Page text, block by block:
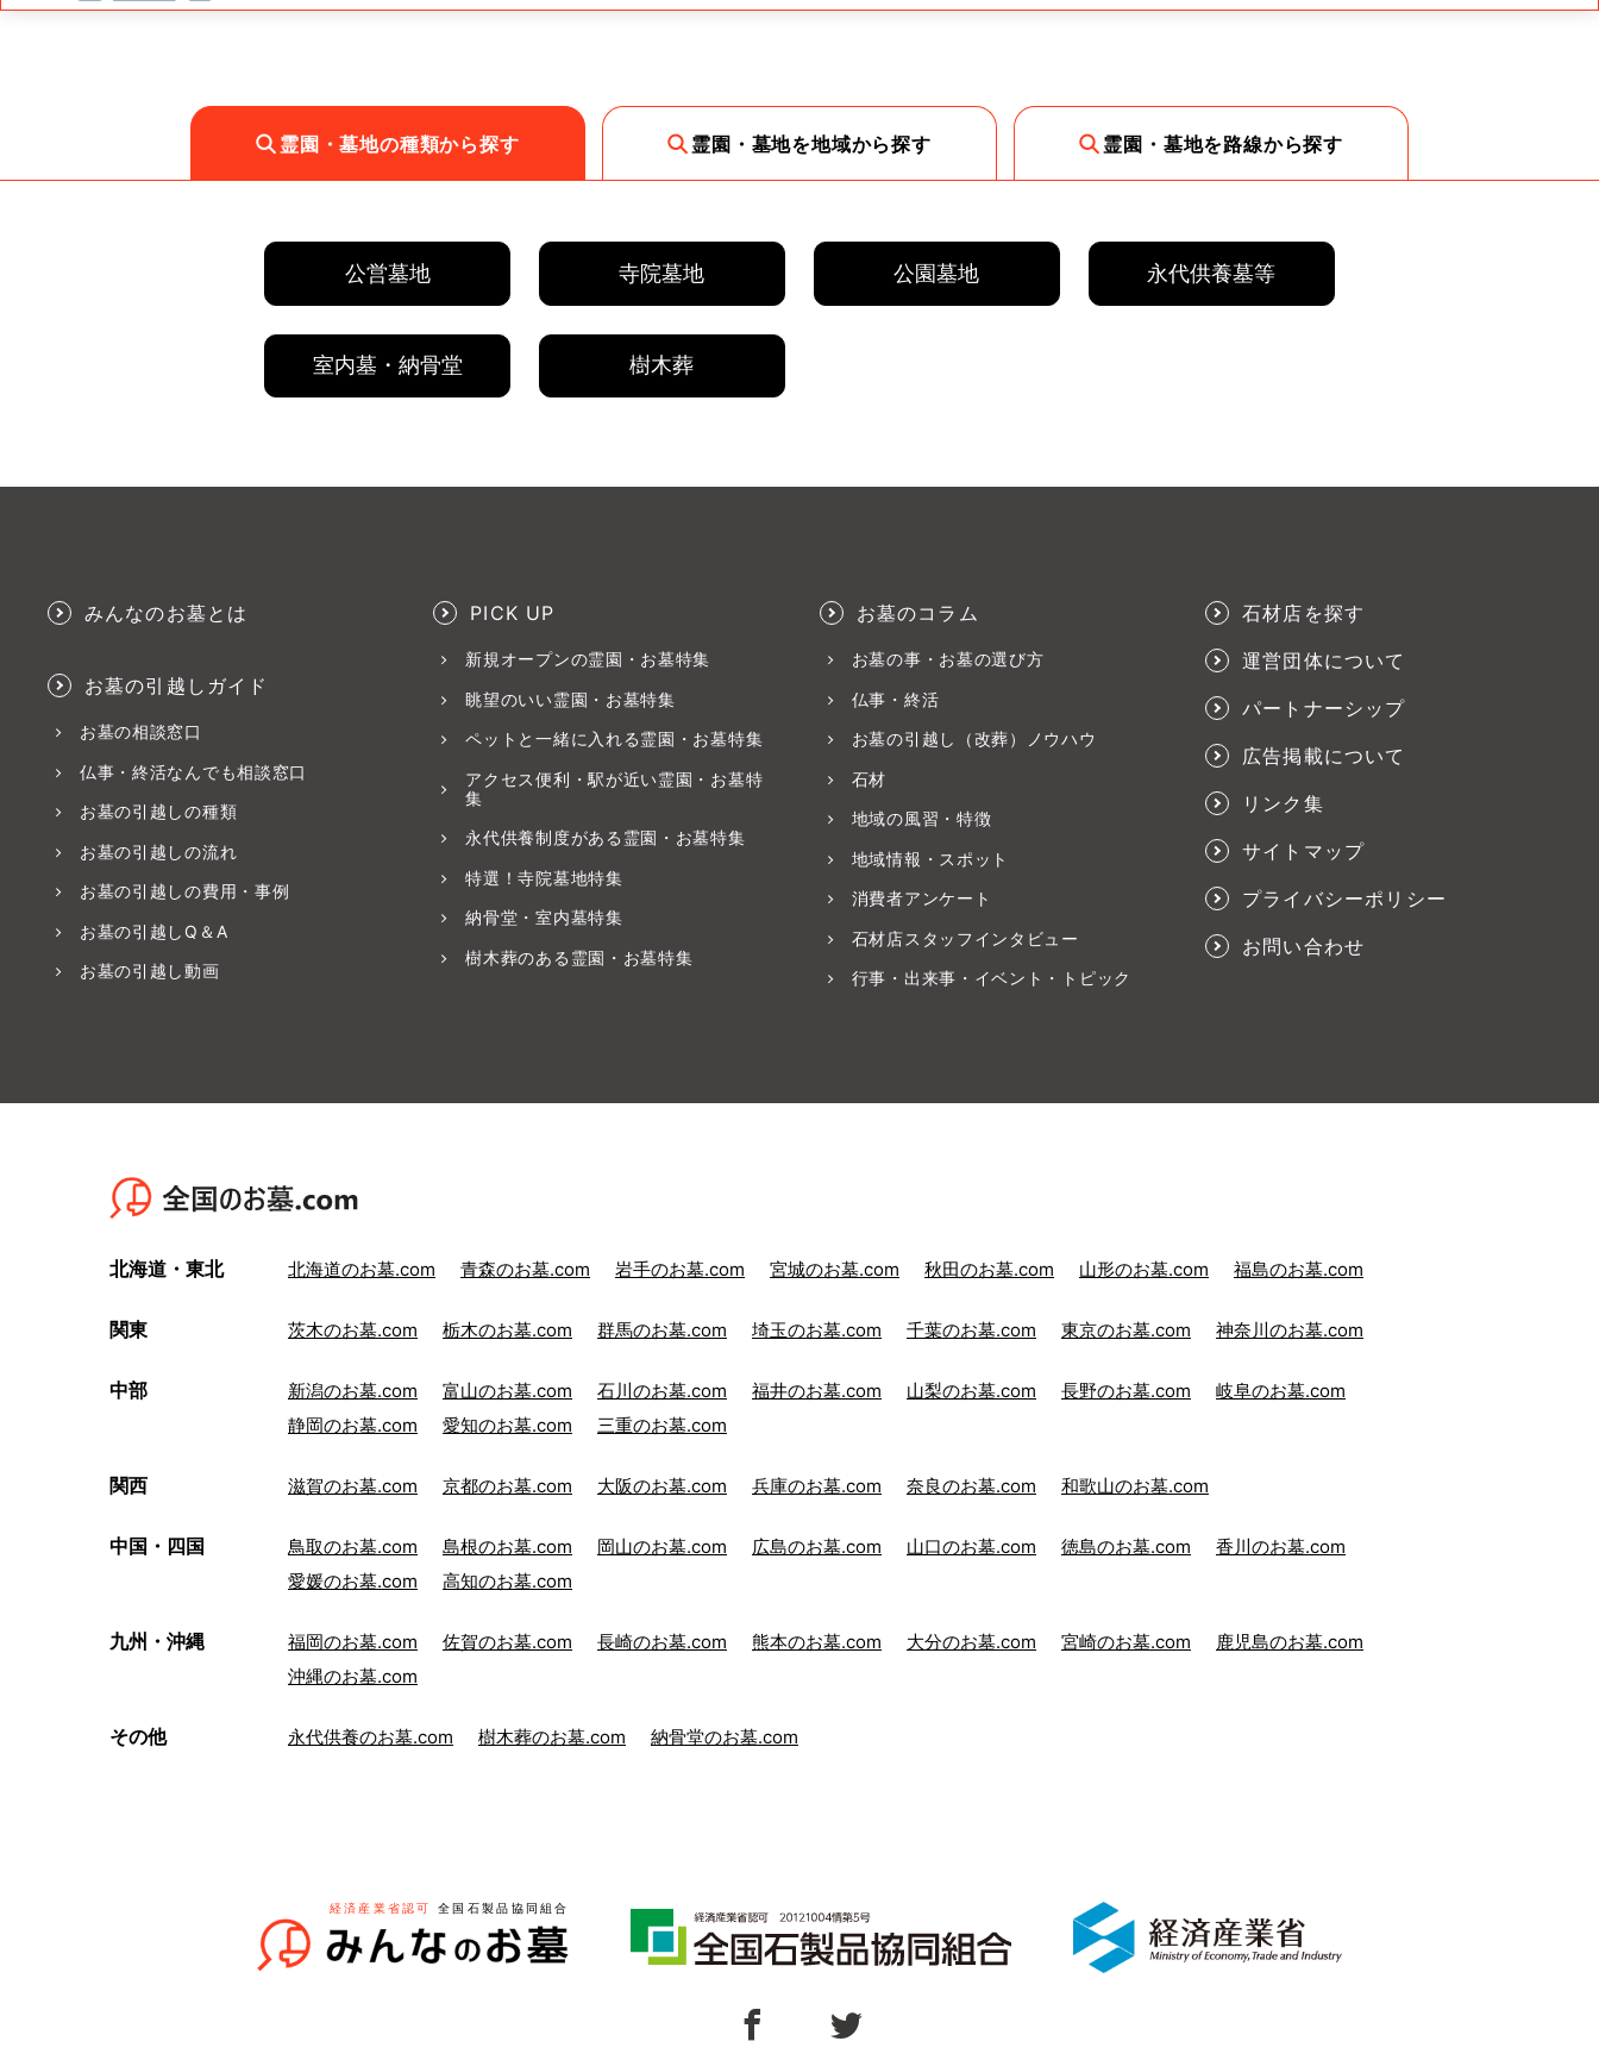
霊園・墓地の種類から探す 霊園・墓地を地域から探す 霊園・墓地を路線から探す
公営墓地 寺院墓地 公園墓地 永代供養墓等
室内墓・納骨堂 樹木葬
みんなのお墓とは
お墓の引越しガイド
お墓の相談窓口
仏事・終活なんでも相談窓口
お墓の引越しの種類
お墓の引越しの流れ
お墓の引越しの費用・事例
お墓の引越しQ＆A
お墓の引越し動画
PICK UP
新規オープンの霊園・お墓特集
眺望のいい霊園・お墓特集
ペットと一緒に入れる霊園・お墓特集
アクセス便利・駅が近い霊園・お墓特
集
永代供養制度がある霊園・お墓特集
特選！寺院墓地特集
納骨堂・室内墓特集
樹木葬のある霊園・お墓特集
お墓のコラム
お墓の事・お墓の選び方
仏事・終活
お墓の引越し（改葬）ノウハウ
石材
地域の風習・特徴
地域情報・スポット
消費者アンケート
石材店スタッフインタビュー
行事・出来事・イベント・トピック
石材店を探す
運営団体について
パートナーシップ
広告掲載について
リンク集
サイトマップ
プライバシーポリシー
お問い合わせ
北海道・東北 北海道のお墓.com 青森のお墓.com 岩手のお墓.com 宮城のお墓.com 秋田のお墓.com 山形のお墓.com 福島のお墓.com
関東 茨木のお墓.com 栃木のお墓.com 群馬のお墓.com 埼玉のお墓.com 千葉のお墓.com 東京のお墓.com 神奈川のお墓.com
中部 新潟のお墓.com 富山のお墓.com 石川のお墓.com 福井のお墓.com 山梨のお墓.com 長野のお墓.com
岐阜のお墓.com
静岡のお墓.com
愛知のお墓.com 三重のお墓.com
関西 滋賀のお墓.com 京都のお墓.com 大阪のお墓.com 兵庫のお墓.com 奈良のお墓.com 和歌山のお墓.com
中国・四国 鳥取のお墓.com 島根のお墓.com 岡山のお墓.com 広島のお墓.com 山口のお墓.com 徳島のお墓.com
香川のお墓.com
愛媛のお墓.com
高知のお墓.com
九州・沖縄 福岡のお墓.com 佐賀のお墓.com 長崎のお墓.com 熊本のお墓.com 大分のお墓.com 宮崎のお墓.com
鹿児島のお墓.com
沖縄のお墓.com
その他 永代供養のお墓.com 樹木葬のお墓.com 納骨堂のお墓.com